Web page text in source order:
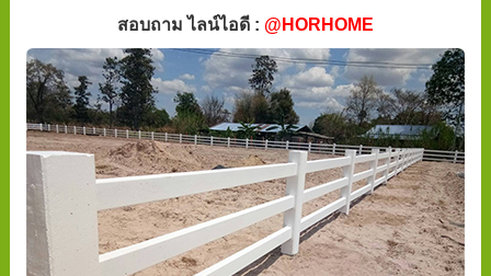
สอบถาม ไลน์ไอดี : @HORHOME